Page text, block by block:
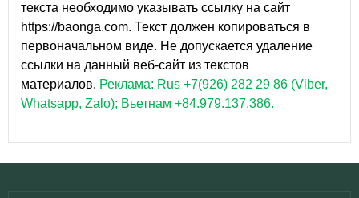
текста необходимо указывать ссылку на сайт
https://baonga.com. Текст должен копироваться в
первоначальном виде. Не допускается удаление
ссылки на данный веб-сайт из текстов
материалов. Реклама: Rus +7(926) 282 29 86 (Viber,
Whatsapp, Zalo); Вьетнам +84.979.137.386.